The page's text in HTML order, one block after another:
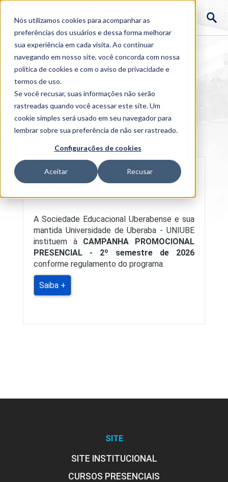
Nós utilizamos cookies para acompanhar as
preferências dos usuários e dessa forma melhorar
sua experiência em cada visita. Ao continuar
navegando em nosso site, você concorda com nossa
política de cookies e com o aviso deprivacidade e
termos de uso.
Se você recusar, suas informações não serão
rastreadas quando você acessar este site. Um
cookie simples será usado em seu navegador para
lembrar sobre sua preferência de não ser rastreado.
Configurações de cookies
Aceitar Recusar
Campanhas Promocionais -
A Sociedade Educacional Uberabense e sua
mantida Universidade de Uberaba - UNIUBE
instituem à CAMPANHA PROMOCIONAL
PRESENCIAL - 2º semestre de 2026
conforme regulamento do programa.
Saiba +
SITE
SITE INSTITUCIONAL
CURSOS PRESENCIAIS